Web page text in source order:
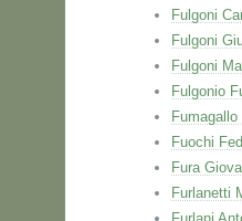
Fulgoni
Fulgoni
Fulgoni
Fulgonio
Fumagallo
Fuochi
Fura
Furlanetti